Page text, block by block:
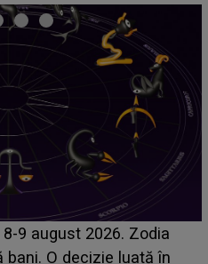
ASCUNS până
din Casa Iubirii